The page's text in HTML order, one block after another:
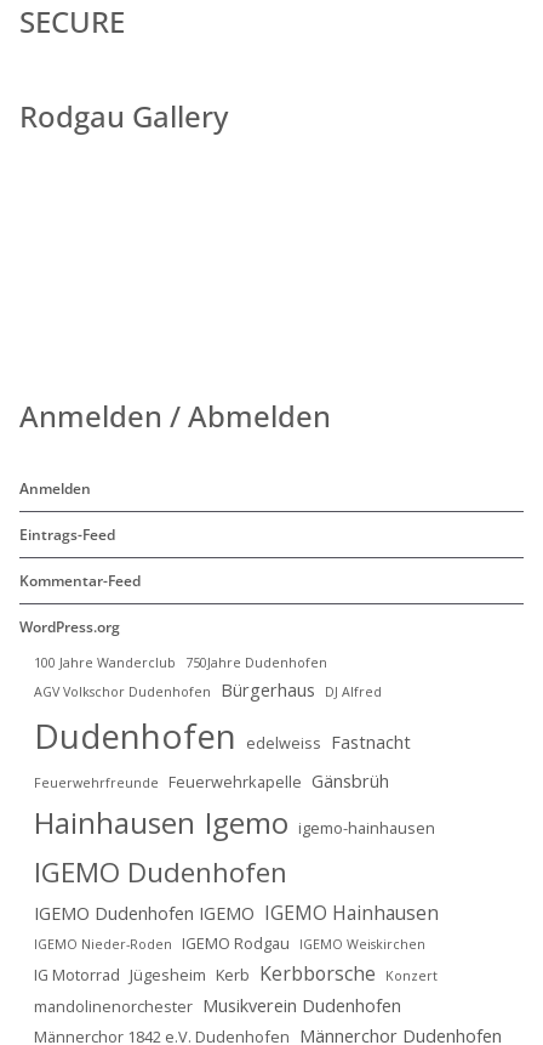
SECURE
Rodgau Gallery
Anmelden / Abmelden
Anmelden
Eintrags-Feed
Kommentar-Feed
WordPress.org
100 Jahre Wanderclub
750Jahre Dudenhofen
AGV Volkschor Dudenhofen
Bürgerhaus DJ Alfred
Dudenhofen edelweiss Fastnacht
Feuerwehrfreunde Feuerwehrkapelle Gänsbrüh
Hainhausen Igemo igemo-hainhausen
IGEMO Dudenhofen
IGEMO Dudenhofen IGEMO IGEMO Hainhausen
IGEMO Nieder-Roden IGEMO Rodgau IGEMO Weiskirchen
IG Motorrad Jügesheim Kerb Kerbborsche Konzert
mandolinenorchester Musikverein Dudenhofen
Männerchor 1842 e.V. Dudenhofen Männerchor Dudenhofen